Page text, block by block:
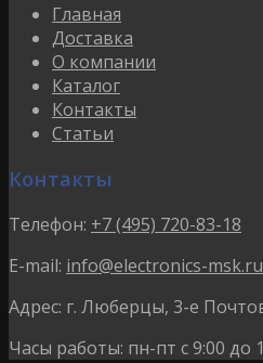
Главная
Доставка
О компании
Каталог
Контакты
Статьи
Контакты
Телефон: +7 (495) 720-83-18
E-mail: info@electronics-msk.ru
Адрес: г. Люберцы, 3-е
Часы работы: пн-пт с 9:00 до